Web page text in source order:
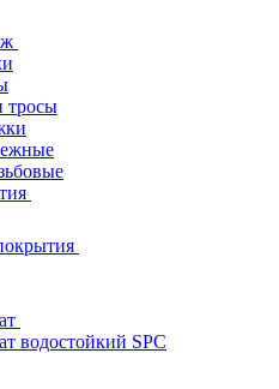
тросы
водостойкий SPC